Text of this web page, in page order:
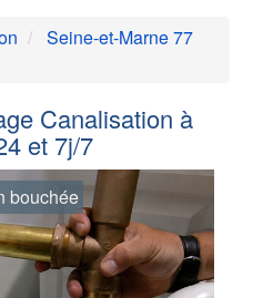
Seine-et-Marne 77
Canalisation à
et 7j/7
bouchée